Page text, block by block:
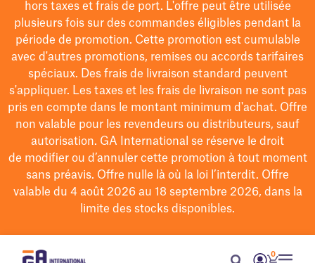
hors taxes et frais de port. L'offre peut être utilisée
plusieurs fois sur des commandes éligibles pendant la
période de promotion. Cette promotion est cumulable
avec d'autres promotions, remises ou accords tarifaires
spéciaux. Des frais de livraison standard peuvent
s'appliquer. Les taxes et les frais de livraison ne sont pas
pris en compte dans le montant minimum d'achat. Offre
non valable pour les revendeurs ou distributeurs, sauf
autorisation. GA International se réserve le droit
de modifierou d’annuler cette promotion à tout moment
sans préavis. Offre nulle là où la loi l’interdit. Offre
valable du 4 août 2026 au 18 septembre 2026, dans la
limite des stocks disponibles.
0